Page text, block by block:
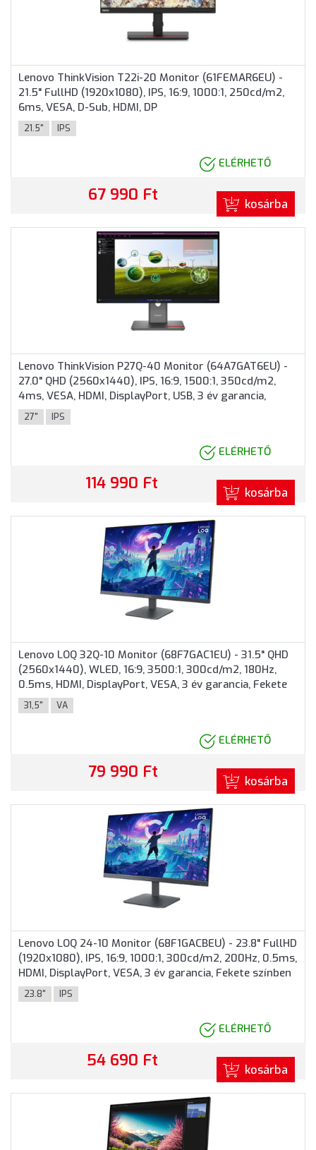
Lenovo ThinkVision T22i-20 Monitor (61FEMAR6EU) -
21.5" FullHD (1920x1080), IPS, 16:9, 1000:1, 250cd/m2,
6ms, VESA, D-Sub, HDMI, DP
21.5" IPS
ELÉRHETŐ
67 990 Ft kosárba
Lenovo ThinkVision P27Q-40 Monitor (64A7GAT6EU) -
27.0" QHD (2560x1440), IPS, 16:9, 1500:1, 350cd/m2,
4ms, VESA, HDMI, DisplayPort, USB, 3 év garancia,
Fekete színben
27" IPS
ELÉRHETŐ
114 990 Ft kosárba
Lenovo LOQ 32Q-10 Monitor (68F7GAC1EU) - 31.5" QHD
(2560x1440), WLED, 16:9, 3500:1, 300cd/m2, 180Hz,
0.5ms, HDMI, DisplayPort, VESA, 3 év garancia, Fekete
színben
31,5" VA
ELÉRHETŐ
79 990 Ft kosárba
Lenovo LOQ 24-10 Monitor (68F1GACBEU) - 23.8" FullHD
(1920x1080), IPS, 16:9, 1000:1, 300cd/m2, 200Hz, 0.5ms,
HDMI, DisplayPort, VESA, 3 év garancia, Fekete színben
23.8" IPS
ELÉRHETŐ
54 690 Ft kosárba